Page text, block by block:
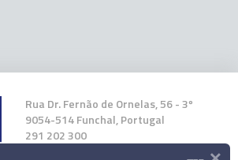
Rua Dr. Fernão de Ornelas, 56 - 3º
9054-514 Funchal, Portugal
291 202 300